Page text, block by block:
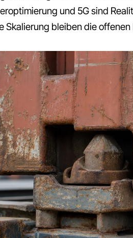
und 5G sind
Skalierung bleiben die